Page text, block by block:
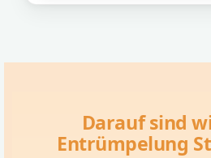
Darauf sind
Entrümpelung